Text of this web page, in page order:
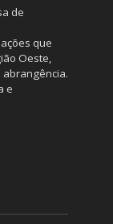
de
que
Oeste,
e